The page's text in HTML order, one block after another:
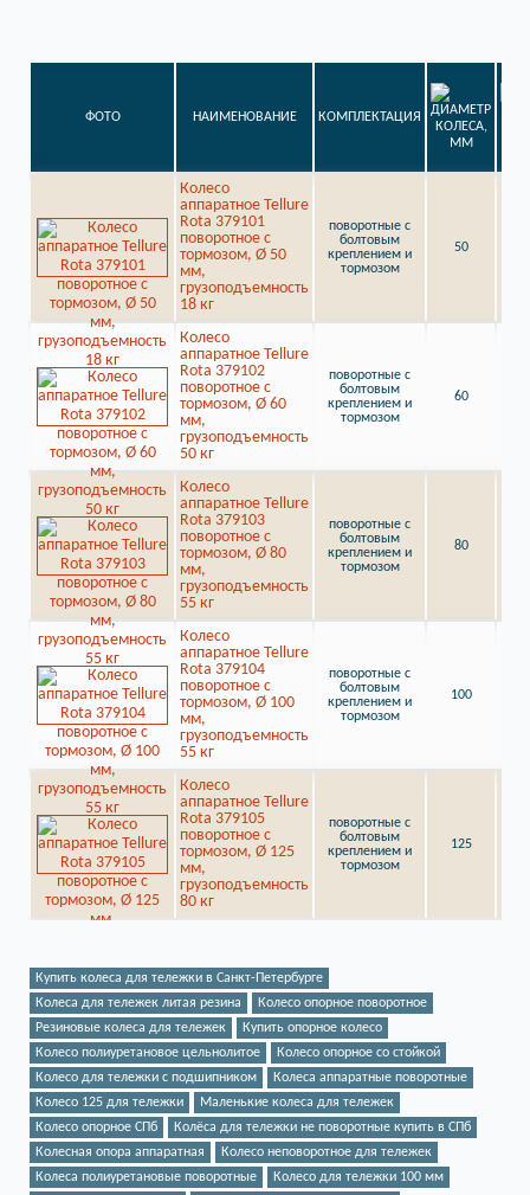
ФОТО НАИМЕНОВАНИЕ КОМПЛЕКТАЦИЯ
Колесо
аппаратное Tellure
Rota 379101
поворотное с
тормозом, Ø 50
мм,
грузоподъемность
18 кг
поворотные с
болтовым
креплением и
тормозом
50
Колесо
аппаратное Tellure
Rota 379102
поворотное с
тормозом, Ø 60
мм,
грузоподъемность
50 кг
поворотные с
болтовым
креплением и
тормозом
60
Колесо
аппаратное Tellure
Rota 379103
поворотное с
тормозом, Ø 80
мм,
грузоподъемность
55 кг
поворотные с
болтовым
креплением и
тормозом
80
Колесо
аппаратное Tellure
Rota 379104
поворотное с
тормозом, Ø 100
мм,
грузоподъемность
55 кг
поворотные с
болтовым
креплением и
тормозом
100
Колесо
аппаратное Tellure
Rota 379105
поворотное с
тормозом, Ø 125
мм,
грузоподъемность
80 кг
поворотные с
болтовым
креплением и
тормозом
125
Купить колеса для тележки в Санкт-Петербурге
Колеса для тележек литая резина
Колесо опорное поворотное
Резиновые колеса для тележек
Купить опорное колесо
Колесо полиуретановое цельнолитое
Колесо опорное со стойкой
Колесо для тележки с подшипником
Колеса аппаратные поворотные
Колесо 125 для тележки
Маленькие колеса для тележек
Колесо опорное СПб
Колёса для тележки не поворотные купить в СПб
Колесная опора аппаратная
Колесо неповоротное для тележек
Колеса полиуретановые поворотные
Колесо для тележки 100 мм